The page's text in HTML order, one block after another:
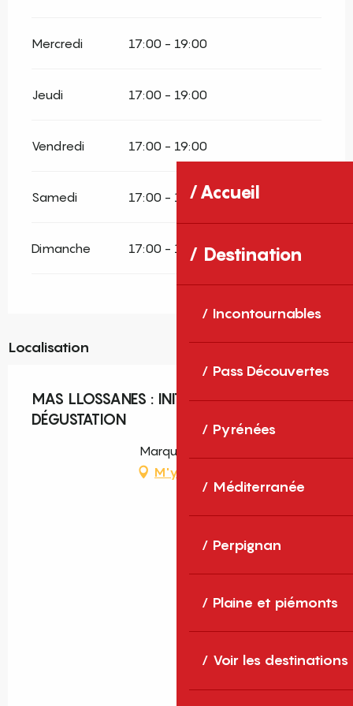
Accueil
Destination
Incontournables
Pass Découvertes
Pyrénées
Méditerranée
Perpignan
Plaine et piémonts
Voir les destinations
Mercredi 17:00 - 19:00
Jeudi 17:00 - 19:00
Vendredi 17:00 - 19:00
Samedi 17:00 - 19:00
Dimanche 17:00 - 19:00
Localisation
MAS LLOSSANES : INITIATION À LA
DÉGUSTATION
Marquixanes
M'y rendre